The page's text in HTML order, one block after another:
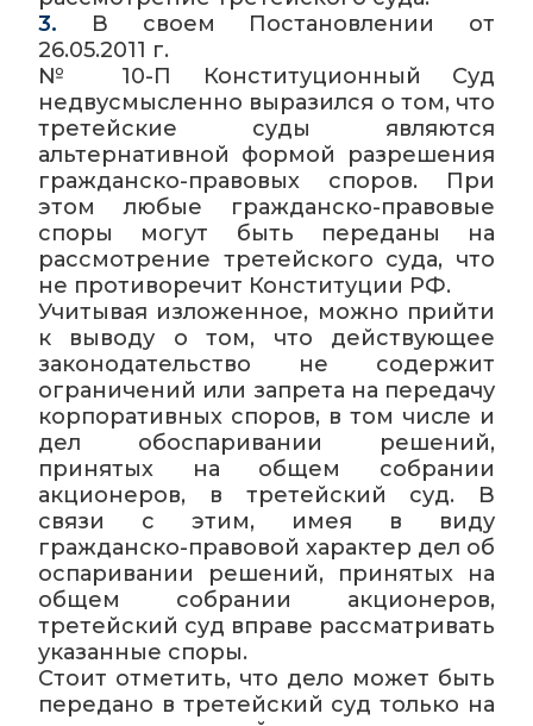
3. В своем Постановлении от
26.05.2011 г.
№ 10-П Конституционный Суд
недвусмысленно выразился о том, что
третейские суды являются
альтернативной формой разрешения
гражданско-правовых споров. При
этом любые гражданско-правовые
споры могут быть переданы на
рассмотрение третейского суда, что
не противоречит Конституции РФ.
Учитывая изложенное, можно прийти
к выводу о том, что действующее
законодательство не содержит
ограничений или запрета на передачу
корпоративных споров, в том числе и
дел обоспаривании решений,
принятых на общем собрании
акционеров, в третейский суд. В
связи с этим, имея в виду
гражданско-правовой характер дел об
оспаривании решений, принятых на
общем собрании акционеров,
третейский суд вправе рассматривать
указанные споры.
Стоит отметить, что дело может быть
передано в третейский суд только на